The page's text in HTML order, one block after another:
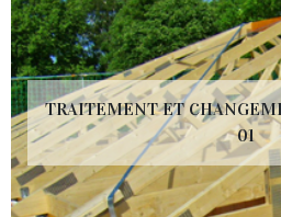
TRAITEMENT ET
01